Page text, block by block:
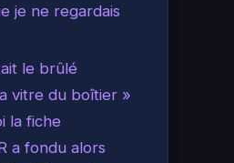
je ne regardais
le brûlé
vitre du boîtier »
la fiche
a fondu alors